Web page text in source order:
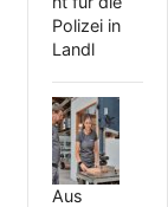
Polizei in
Landl
Aus